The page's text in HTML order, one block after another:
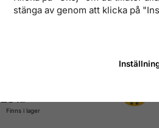
28 kr
Finns i lager
stänga av genom att klicka på